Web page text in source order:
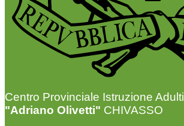
Centro Provinciale Istruzione Adulti
"Adriano Olivetti" CHIVASSO